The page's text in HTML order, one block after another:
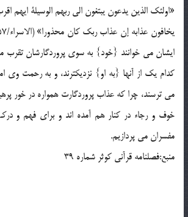
«اولئک الذین یدعون یبتغون الی ربهم الوسیلة ایهم
ایشان می خوانند {خود} به سوی پروردگارشان تقرب
کدام یک از آنها {به او} نزدیکترند، و به رحمت وی
می ترسند، چرا که عذاب پروردگارت همواره در خور
خوف و رجاء در کنار هم آمده اند و برای فهم و
مفسران می پردازیم.
منبع:فصلنامه قرآنی کوثر شماره 39